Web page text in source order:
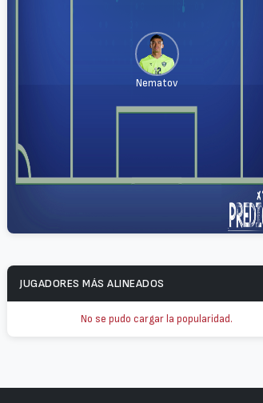
Nematov
JUGADORES MÁS ALINEADOS
No se pudo cargar la popularidad.